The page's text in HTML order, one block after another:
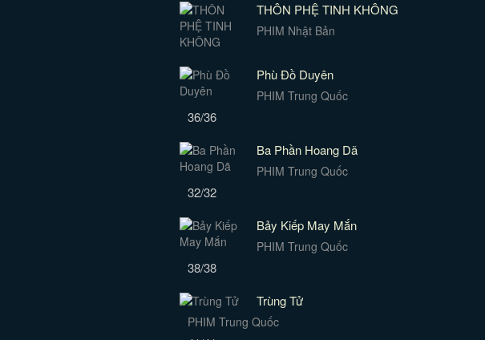
THÔN PHỆ TINH KHÔNG
PHIM Nhật Bản
Phù Đồ Duyên
PHIM Trung Quốc
36/36
Ba Phần Hoang Dã
PHIM Trung Quốc
32/32
Bảy Kiếp May Mắn
PHIM Trung Quốc
38/38
Trùng Tử
PHIM Trung Quốc